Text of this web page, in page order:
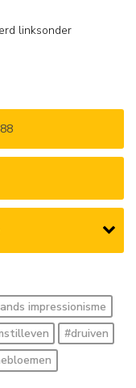
linksonder
impressionisme
#druiven